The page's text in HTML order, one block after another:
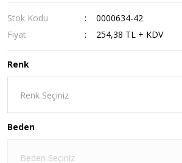
Stok Kodu
0000634-42
Fiyat
254,38 TL + KDV
Renk
Beden